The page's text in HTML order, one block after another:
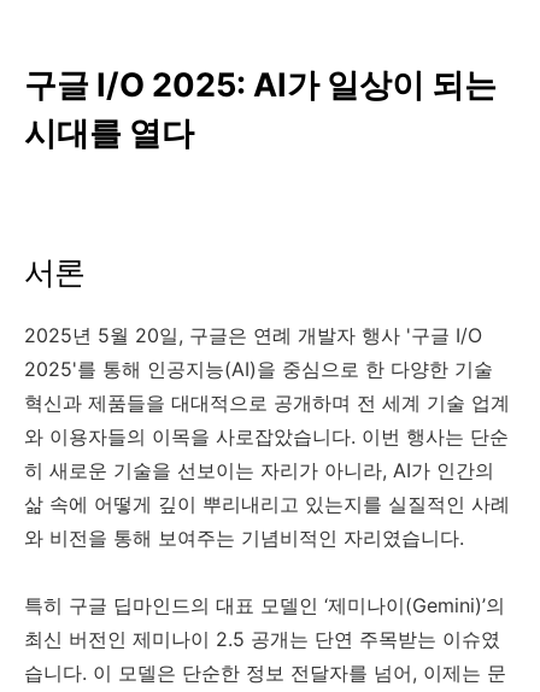
구글 I/O 2025: AI가 일상이 되는
시대를 열다
서론
2025년 5월 20일, 구글은 연례 개발자 행사 '구글 I/O
2025'를 통해 인공지능(AI)을 중심으로 한 다양한 기술
혁신과 제품들을 대대적으로 공개하며 전 세계 기술 업계
와 이용자들의 이목을 사로잡았습니다. 이번 행사는 단순
히 새로운 기술을 선보이는 자리가 아니라, AI가 인간의
삶 속에 어떻게 깊이 뿌리내리고 있는지를 실질적인 사례
와 비전을 통해 보여주는 기념비적인 자리였습니다.
특히 구글 딥마인드의 대표 모델인 ‘제미나이(Gemini)’의
최신 버전인 제미나이 2.5 공개는 단연 주목받는 이슈였
습니다. 이 모델은 단순한 정보 전달자를 넘어, 이제는 문